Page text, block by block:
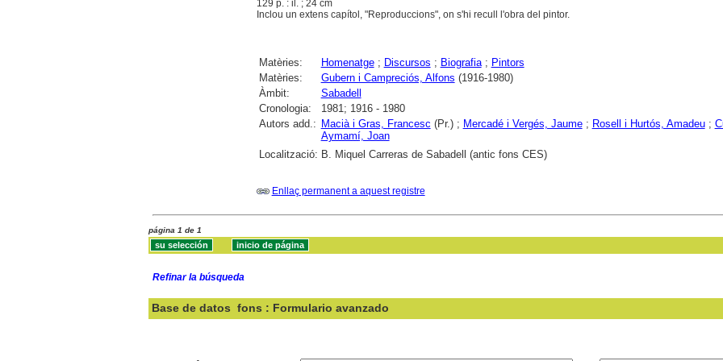
129 p. : il. ; 24 cm
Inclou un extens capítol, "Reproduccions", on s'hi recull l'obra del pintor.
Matèries: Homenatge; Discursos ; Biografia; Pintors
Matèries:
Gubern i Campreciós, Alfons (1916-1980)
Àmbit:
Sabadell
Cronologia:
1981; 1916 - 1980
Autors add.: Macià i Gras, Francesc (Pr.) ; Mercadé i Vergés, Jaume; Rosell i Hurtós, Amadeu;
Aymamí, Joan
Localització: B. Miquel Carreras de Sabadell (antic fons CES)
Enllaç permanent a aquest registre
página 1 de 1
Refinar la búsqueda
Base de datos fons : Formulario avanzado